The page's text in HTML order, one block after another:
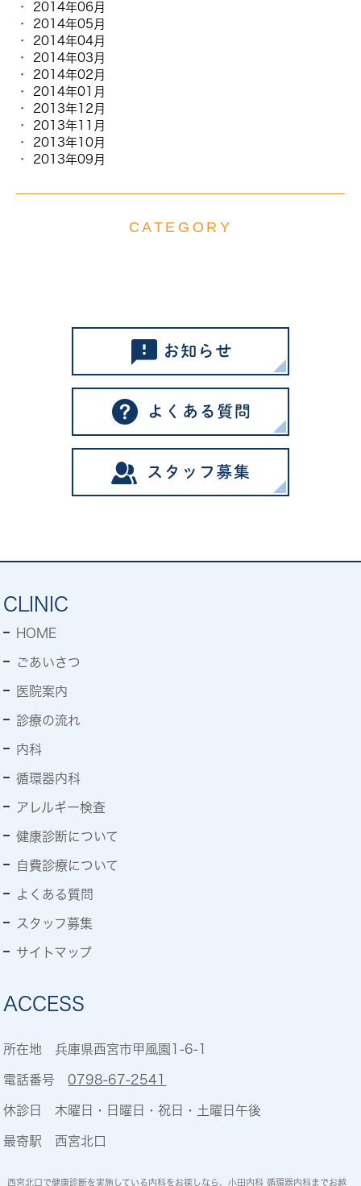
2014年06月
2014年05月
2014年04月
2014年03月
2014年02月
2014年01月
2013年12月
2013年11月
2013年10月
2013年09月
CATEGORY
CLINIC
HOME
ごあいさつ
医院案内
診療の流れ
内科
循環器内科
アレルギー検査
健康診断について
自費診療について
よくある質問
スタッフ募集
サイトマップ
ACCESS
所在地 兵庫県西宮市甲風園1-6-1
電話番号0798-67-2541
休診日 木曜日・日曜日・祝日・土曜日午後
最寄駅 西宮北口
西宮北口で健康診断を実施している内科をお探しなら、小田内科 循環器内科までお越